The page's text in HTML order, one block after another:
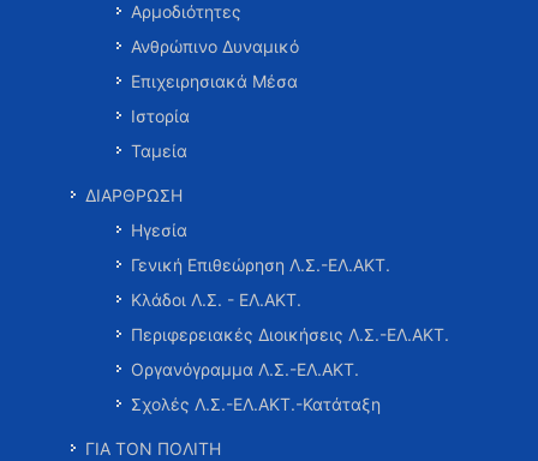
Αρμοδιότητες
Ανθρώπινο Δυναμικό
Επιχειρησιακά Μέσα
Ιστορία
Ταμεία
ΔΙΑΡΘΡΩΣΗ
Ηγεσία
Γενική Επιθεώρηση Λ.Σ.-ΕΛ.ΑΚΤ.
Κλάδοι Λ.Σ. - ΕΛ.ΑΚΤ.
Περιφερειακές Διοικήσεις Λ.Σ.-ΕΛ.ΑΚΤ.
Οργανόγραμμα Λ.Σ.-ΕΛ.ΑΚΤ.
Σχολές Λ.Σ.-ΕΛ.ΑΚΤ.-Κατάταξη
ΓΙΑ ΤΟΝ ΠΟΛΙΤΗ